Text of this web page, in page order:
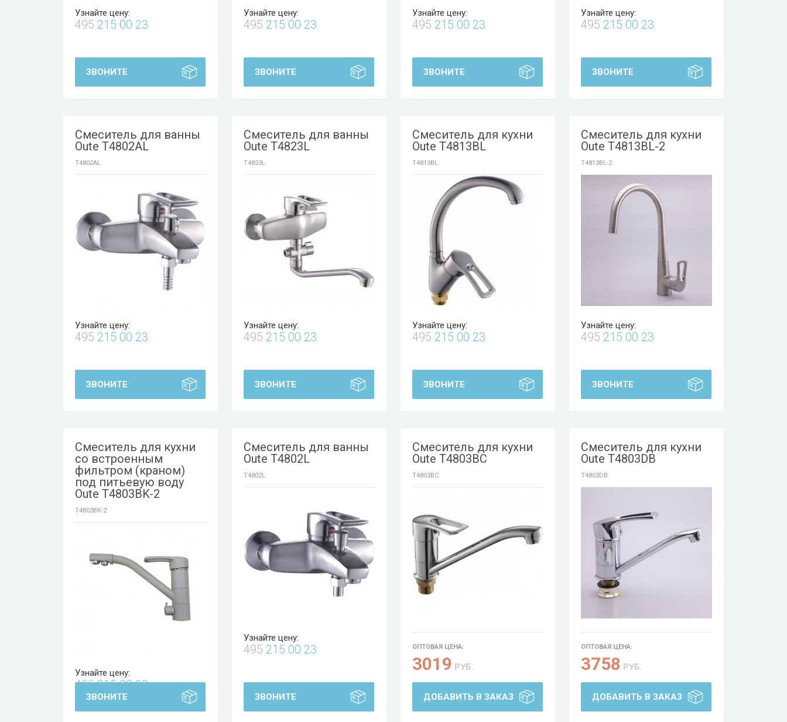
Узнайте цену:
495 215 00 23
ЗВОНИТЕ
Узнайте цену:
495 215 00 23
ЗВОНИТЕ
Узнайте цену:
495 215 00 23
ЗВОНИТЕ
Узнайте цену:
495 215 00 23
ЗВОНИТЕ
Смеситель для ванны
Oute T4802AL
T4802AL
Узнайте цену:
495 215 00 23
ЗВОНИТЕ
Смеситель для ванны
Oute T4823L
T4823L
Узнайте цену:
495 215 00 23
ЗВОНИТЕ
Смеситель для кухни
Oute T4813BL
T4813BL
Узнайте цену:
495 215 00 23
ЗВОНИТЕ
Смеситель для кухни
Oute T4813BL-2
T4813BL-2
Узнайте цену:
495 215 00 23
ЗВОНИТЕ
Смеситель для кухни
со встроенным
фильтром (краном)
под питьевую воду
Oute T4803BK-2
T4803BK-2
Узнайте цену:
495215 00 23
ЗВОНИТЕ
Смеситель для ванны
Oute T4802L
T4802L
Узнайте цену:
495 215 00 23
ЗВОНИТЕ
Смеситель для кухни
Oute T4803BC
T4803BC
ОПТОВАЯ ЦЕНА:
3019 РУБ.
ДОБАВИТЬ В ЗАКАЗ
Смеситель для кухни
Oute T4803DB
T4803DB
ОПТОВАЯ ЦЕНА:
3758 РУБ.
ДОБАВИТЬ В ЗАКАЗ